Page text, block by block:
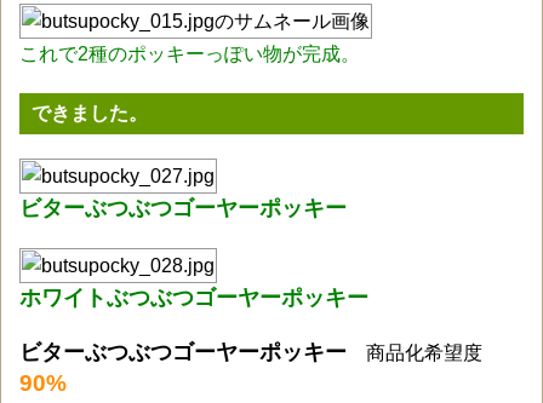
これで2種のポッキーっぽい物が完成。
できました。
ビターぶつぶつゴーヤーポッキー
ホワイトぶつぶつゴーヤーポッキー
ビターぶつぶつゴーヤーポッキー 商品化希望度
90%